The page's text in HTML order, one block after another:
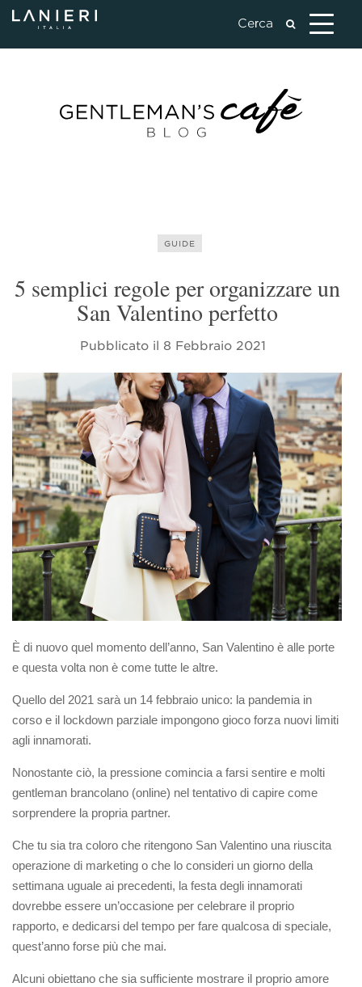
GUIDE
5 semplici regole per organizzare un
San Valentino perfetto
Pubblicato il 8 Febbraio 2021
È di nuovo quel momento dell’anno, San Valentino è alle porte
e questa volta non è come tutte le altre.
Quello del 2021 sarà un 14 febbraio unico: la pandemia in
corso e il lockdown parziale impongono gioco forza nuovi limiti
agli innamorati.
Nonostante ciò, la pressione comincia a farsi sentire e molti
gentleman brancolano (online) nel tentativo di capire come
sorprendere la propria partner.
Che tu sia tra coloro che ritengono San Valentino una riuscita
operazione di marketing o che lo consideri un giorno della
settimana uguale ai precedenti, la festa degli innamorati
dovrebbe essere un’occasione per celebrare il proprio
rapporto, e dedicarsi del tempo per fare qualcosa di speciale,
quest’anno forse più che mai.
Alcuni obiettano che sia sufficiente mostrare il proprio amore